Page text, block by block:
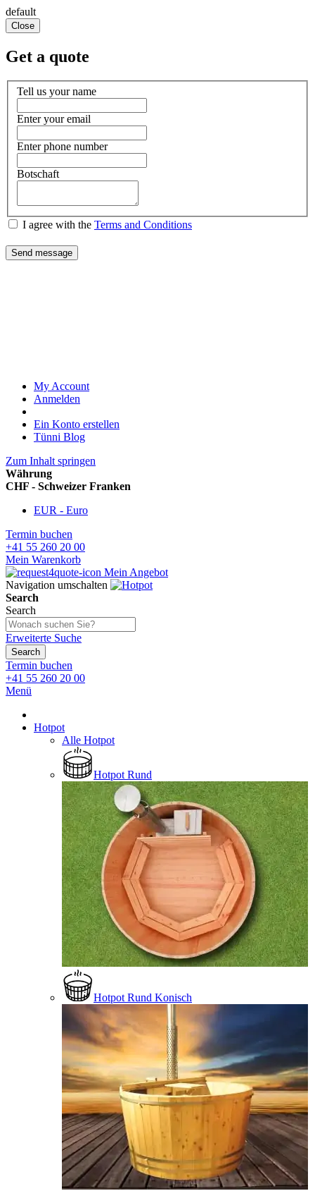
default
Close
Get a quote
Tell us your name
Enter your email
Enter phone number
Botschaft
I agree with the Terms and Conditions
Send message
My Account
Anmelden
Ein Konto erstellen
Tünni Blog
Zum Inhalt springen
Währung
CHF - Schweizer Franken
EUR - Euro
Termin buchen
+41 55 260 20 00
Mein Warenkorb
Mein Angebot
Navigation umschalten
Search
Search
Erweiterte Suche
Search
Termin buchen
+41 55 260 20 00
Menü
Hotpot
Alle Hotpot
Hotpot Rund
Hotpot Rund Konisch